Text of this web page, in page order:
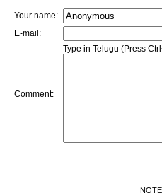
Your name:
E-mail:
Comment:
Type in Telugu (Press